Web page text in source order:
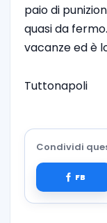
paio di
quasi da
vacanze ed è
Tuttonapoli
Condividi